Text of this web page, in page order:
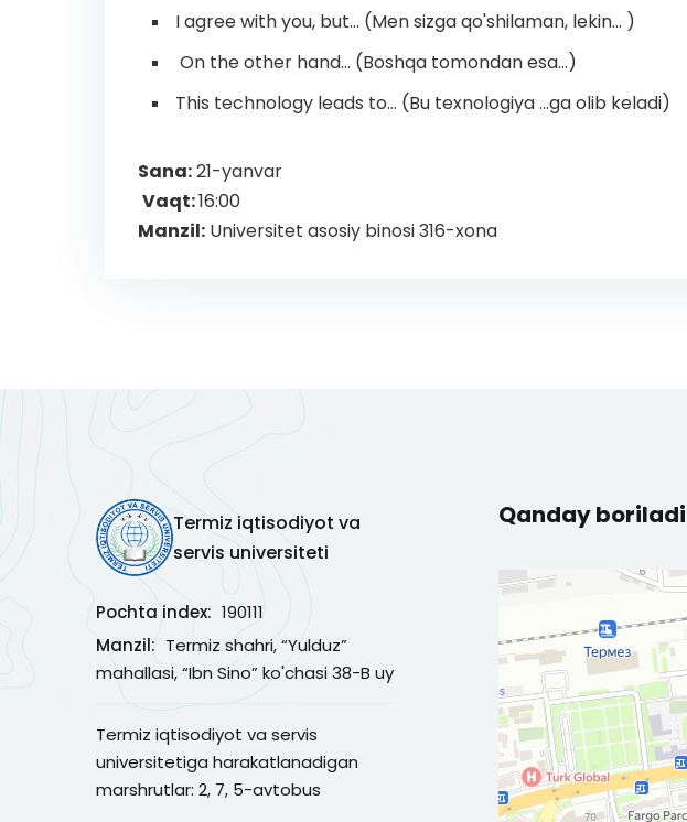
I agree with you, but... (Men sizga qo'shilaman, lekin... )
On the other hand... (Boshqa tomondan esa...)
This technology leads to... (Bu texnologiya ...ga olib keladi)
Sana:21-yanvar
Vaqt:16:00
Manzil:Universitet asosiy binosi 316-xona
Termiz iqtisodiyot va
servis universiteti
Pochta index: 190111
Manzil: Termiz shahri, “Yulduz”
mahallasi, “Ibn Sino” ko'chasi 38-B uy
Termiz iqtisodiyot va servis
universitetiga harakatlanadigan
marshrutlar: 2, 7, 5-avtobus
Qanday boriladi